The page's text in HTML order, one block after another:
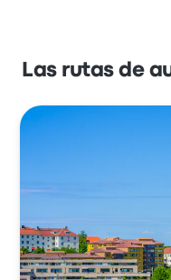
Las rutas de